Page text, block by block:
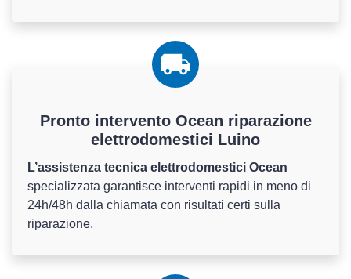
Pronto intervento Ocean riparazione
elettrodomestici Luino
L’assistenza tecnica elettrodomestici Ocean
specializzata garantisce interventi rapidi in meno di
24h/48h dalla chiamata con risultati certi sulla
riparazione.